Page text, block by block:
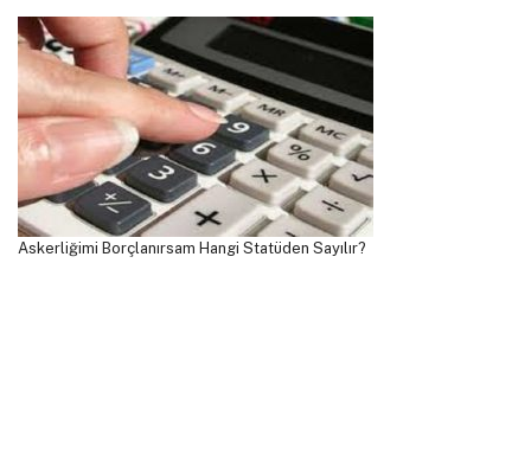
Askerliğimi Borçlanırsam Hangi Statüden Sayılır?